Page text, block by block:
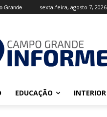
Grande sexta-feira, agosto 7, 2026
EDUCAÇÃO INTERIOR